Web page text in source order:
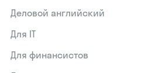
Деловой английский
Для IT
Для финансистов